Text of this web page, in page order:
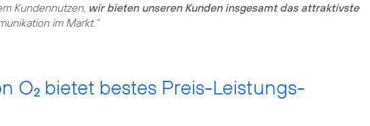
Kundennutzen, wir bieten unseren Kunden insgesamt das attraktivste
im Markt.“
O2 bietet bestes Preis-Leistungs-